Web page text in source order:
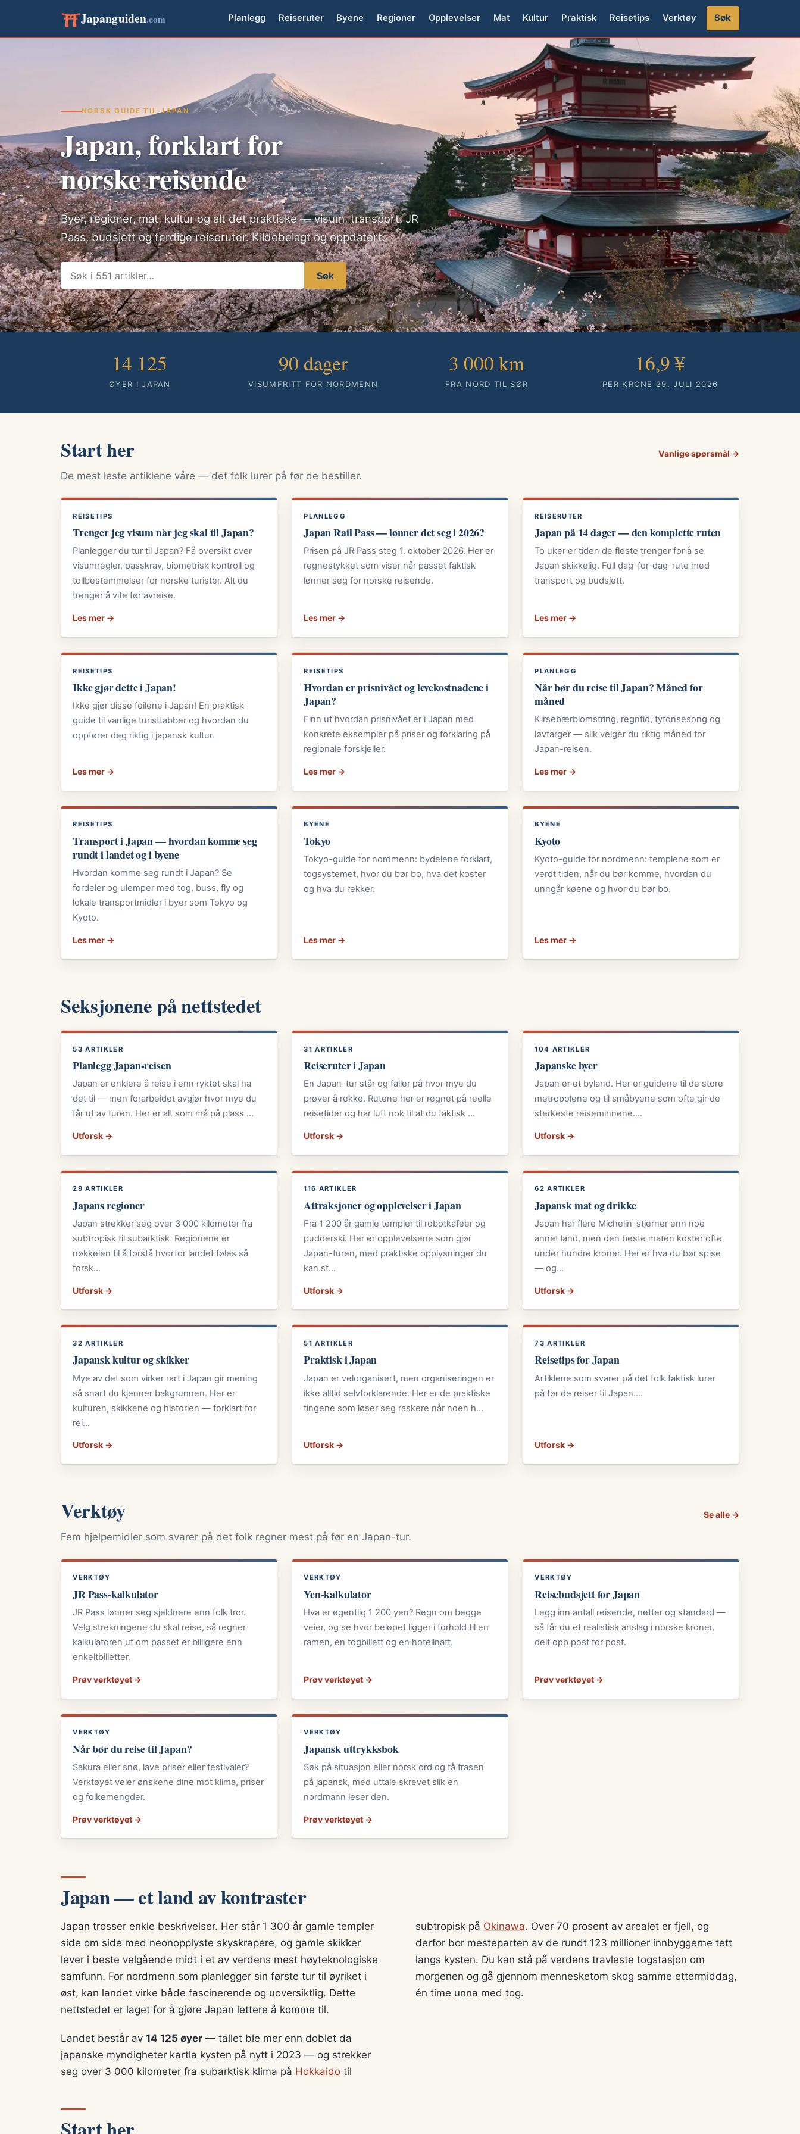
Japanguiden.com Planlegg Reiseruter Byene Regioner Opplevelser Mat Kultur Praktisk Reisetips Verktøy Søk
NORSK GUIDE TIL JAPAN
Japan, forklart for
norske reisende
Byer, regioner, mat, kultur og alt det praktiske — visum, transport, JR
Pass, budsjett og ferdige reiseruter. Kildebelagt og oppdatert.
Søk
14 125
ØYER I JAPAN
90 dager
VISUMFRITT FOR NORDMENN
3 000 km
FRA NORD TIL SØR
16,9 ¥
PER KRONE 29. JULI 2026
Start her Vanlige spørsmål →
De mest leste artiklene våre — det folk lurer på før de bestiller.
REISETIPS
Trenger jeg visum når jeg skal til Japan?
Planlegger du tur til Japan? Få oversikt over
visumregler, passkrav, biometrisk kontroll og
tollbestemmelser for norske turister. Alt du
trenger å vite før avreise.
Les mer →
PLANLEGG
Japan Rail Pass — lønner det seg i 2026?
Prisen på JR Pass steg 1. oktober 2026. Her er
regnestykket som viser når passet faktisk
lønner seg for norske reisende.
Les mer →
REISERUTER
Japan på 14 dager — den komplette ruten
To uker er tiden de fleste trenger for å se
Japan skikkelig. Full dag-for-dag-rute med
transport og budsjett.
Les mer →
REISETIPS
Ikke gjør dette i Japan!
Ikke gjør disse feilene i Japan! En praktisk
guide til vanlige turisttabber og hvordan du
oppfører deg riktig i japansk kultur.
Les mer →
REISETIPS
Hvordan er prisnivået og levekostnadene i
Japan?
Finn ut hvordan prisnivået er i Japan med
konkrete eksempler på priser og forklaring på
regionale forskjeller.
Les mer →
PLANLEGG
Når bør du reise til Japan? Måned for
måned
Kirsebærblomstring, regntid, tyfonsesong og
løvfarger — slik velger du riktig måned for
Japan-reisen.
Les mer →
REISETIPS
Transport i Japan — hvordan komme seg
rundt i landet og i byene
Hvordan komme seg rundt i Japan? Se
fordeler og ulemper med tog, buss, fly og
lokale transportmidler i byer som Tokyo og
Kyoto.
Les mer →
BYENE
Tokyo
Tokyo-guide for nordmenn: bydelene forklart,
togsystemet, hvor du bør bo, hva det koster
og hva du rekker.
Les mer →
BYENE
Kyoto
Kyoto-guide for nordmenn: templene som er
verdt tiden, når du bør komme, hvordan du
unngår køene og hvor du bør bo.
Les mer →
Seksjonene på nettstedet
53 ARTIKLER
Planlegg Japan-reisen
Japan er enklere å reise i enn ryktet skal ha
det til — men forarbeidet avgjør hvor mye du
får ut av turen. Her er alt som må på plass …
Utforsk →
31 ARTIKLER
Reiseruter i Japan
En Japan-tur står og faller på hvor mye du
prøver å rekke. Rutene her er regnet på reelle
reisetider og har luft nok til at du faktisk …
Utforsk →
104 ARTIKLER
Japanske byer
Japan er et byland. Her er guidene til de store
metropolene og til småbyene som ofte gir de
sterkeste reiseminnene.…
Utforsk →
29 ARTIKLER
Japans regioner
Japan strekker seg over 3 000 kilometer fra
subtropisk til subarktisk. Regionene er
nøkkelen til å forstå hvorfor landet føles så
forsk…
Utforsk →
116 ARTIKLER
Attraksjoner og opplevelser i Japan
Fra 1 200 år gamle templer til robotkafeer og
pudderski. Her er opplevelsene som gjør
Japan-turen, med praktiske opplysninger du
kan st…
Utforsk →
62 ARTIKLER
Japansk mat og drikke
Japan har flere Michelin-stjerner enn noe
annet land, men den beste maten koster ofte
under hundre kroner. Her er hva du bør spise
— og…
Utforsk →
32 ARTIKLER
Japansk kultur og skikker
Mye av det som virker rart i Japan gir mening
så snart du kjenner bakgrunnen. Her er
kulturen, skikkene og historien — forklart for
rei…
Utforsk →
51 ARTIKLER
Praktisk i Japan
Japan er velorganisert, men organiseringen er
ikke alltid selvforklarende. Her er de praktiske
tingene som løser seg raskere når noen h…
Utforsk →
73 ARTIKLER
Reisetips for Japan
Artiklene som svarer på det folk faktisk lurer
på før de reiser til Japan.…
Utforsk →
Verktøy Se alle →
Fem hjelpemidler som svarer på det folk regner mest på før en Japan-tur.
VERKTØY
JR Pass-kalkulator
JR Pass lønner seg sjeldnere enn folk tror.
Velg strekningene du skal reise, så regner
kalkulatoren ut om passet er billigere enn
enkeltbilletter.
Prøv verktøyet →
VERKTØY
Yen-kalkulator
Hva er egentlig 1 200 yen? Regn om begge
veier, og se hvor beløpet ligger i forhold til en
ramen, en togbillett og en hotellnatt.
Prøv verktøyet →
VERKTØY
Reisebudsjett for Japan
Legg inn antall reisende, netter og standard —
så får du et realistisk anslag i norske kroner,
delt opp post for post.
Prøv verktøyet →
VERKTØY
Når bør du reise til Japan?
Sakura eller snø, lave priser eller festivaler?
Verktøyet veier ønskene dine mot klima, priser
og folkemengder.
Prøv verktøyet →
VERKTØY
Japansk uttrykksbok
Søk på situasjon eller norsk ord og få frasen
på japansk, med uttale skrevet slik en
nordmann leser den.
Prøv verktøyet →
Japan — et land av kontraster
Japan trosser enkle beskrivelser. Her står 1 300 år gamle templer
side om side med neonopplyste skyskrapere, og gamle skikker
lever i beste velgående midt i et av verdens mest høyteknologiske
samfunn. For nordmenn som planlegger sin første tur til øyriket i
øst, kan landet virke både fascinerende og uoversiktlig. Dette
nettstedet er laget for å gjøre Japan lettere å komme til.
Landet består av 14 125 øyer — tallet ble mer enn doblet da
japanske myndigheter kartla kysten på nytt i 2023 — og strekker
seg over 3 000 kilometer fra subarktisk klima på Hokkaido til
subtropisk på Okinawa. Over 70 prosent av arealet er fjell, og
derfor bor mesteparten av de rundt 123 millioner innbyggerne tett
langs kysten. Du kan stå på verdens travleste togstasjon om
morgenen og gå gjennom mennesketom skog samme ettermiddag,
én time unna med tog.